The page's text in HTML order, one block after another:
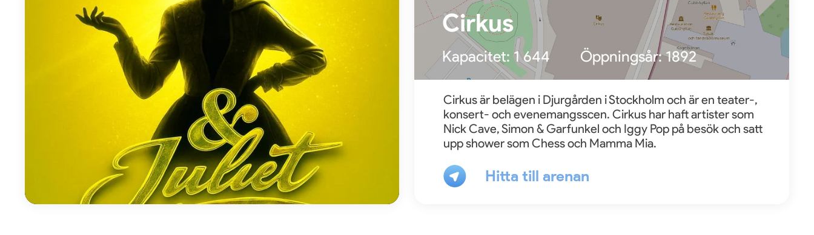
Cirkus
Kapacitet:1 644 Öppningsår:1892
Cirkus är belägen i Djurgården i Stockholm och är en teater-,
konsert- och evenemangsscen. Cirkus har haft artister som
Nick Cave, Simon & Garfunkel och Iggy Pop på besök och satt
upp shower som Chess och Mamma Mia.
Hitta till arenan